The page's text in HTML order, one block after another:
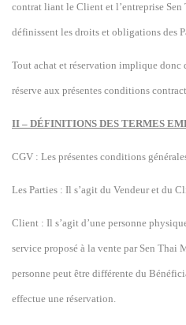
contrat liant le Client et l’entreprise
définissent les droits et obligations des
Tout achat et réservation implique donc
réserve aux présentes conditions
II – DÉFINITIONS DES TERMES
CGV : Les présentes conditions
Les Parties : Il s’agit du Vendeur et du
Client : Il s’agit d’une personne
service proposé à la vente par Sen Thai
personne peut être différente du
effectue une réservation.